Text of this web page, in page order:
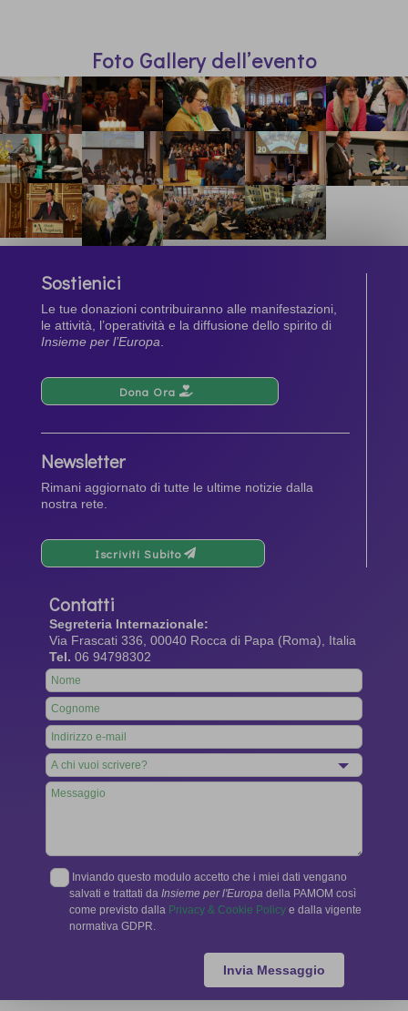
Foto Gallery dell’evento
Sostienici
Le tue donazioni contribuiranno alle manifestazioni,
le attività, l’operatività e la diffusione dello spirito di
Insieme per l’Europa.
Dona Ora
Newsletter
Rimani aggiornato di tutte le ultime notizie dalla
nostra rete.
Iscriviti Subito
Contatti
Segreteria Internazionale:
Via Frascati 336, 00040 Rocca di Papa (Roma), Italia
Tel. 06 94798302
Leave
this
field
blank
Inviando questo modulo accetto che i miei dati vengano
salvati e trattati da Insieme per l'Europa della PAMOM così
come previsto dalla Privacy & Cookie Policy e dalla vigente
normativa GDPR.
Invia Messaggio